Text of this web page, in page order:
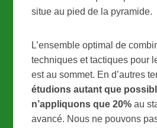
situe au pied de la pyramide.
L’ensemble optimal de
techniques et tactiques pour
est au sommet. En d’autres
étudions autant que
n’appliquons que 20% au
avancé. Nous ne pouvons